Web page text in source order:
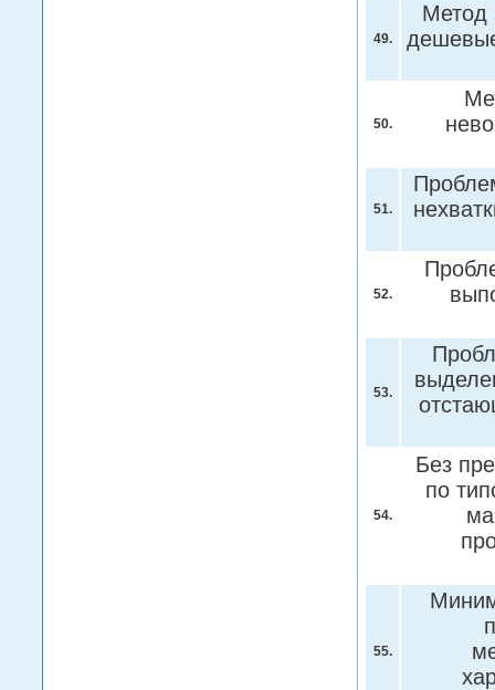
49.
Метод
50.
51.
52.
53.
54.
Без
по
55.